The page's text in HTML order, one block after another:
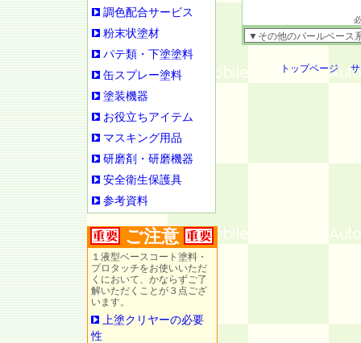
調色配合サービス
粉末状塗材
パテ類・下塗塗料
缶スプレー塗料
塗装機器
お役立ちアイテム
マスキング用品
研磨剤・研磨機器
安全衛生保護具
参考資料
ご注意
１液型ベースコート塗料・
プロタッチをお使いいただ
くにおいて、かならずご了
解いただくことが３点ござ
います。
上塗クリヤーの必要
性
トップページ